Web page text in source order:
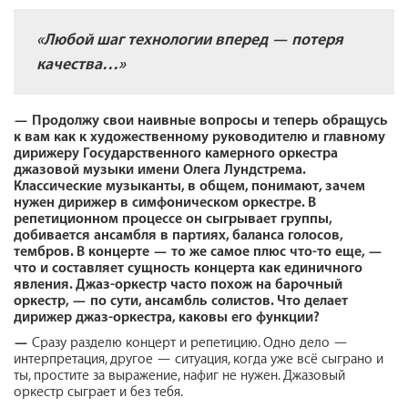
«Любой шаг технологии вперед — потеря
качества…»
— Продолжу свои наивные вопросы и теперь обращусь
к вам как к художественному руководителю и главному
дирижеру Государственного камерного оркестра
джазовой музыки имени Олега Лундстрема.
Классические музыканты, в общем, понимают, зачем
нужен дирижер в симфоническом оркестре. В
репетиционном процессе он сыгрывает группы,
добивается ансамбля в партиях, баланса голосов,
тембров. В концерте — то же самое плюс что-то еще, —
что и составляет сущность концерта как единичного
явления. Джаз-оркестр часто похож на барочный
оркестр, — по сути, ансамбль солистов. Что делает
дирижер джаз-оркестра, каковы его функции?
— Сразу разделю концерт и репетицию. Одно дело —
интерпретация, другое — ситуация, когда уже всё сыграно и
ты, простите за выражение, нафиг не нужен. Джазовый
оркестр сыграет и без тебя.